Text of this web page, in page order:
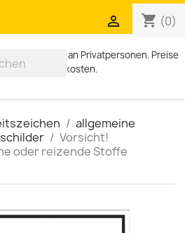
shopping_cart (0)

Kein Verkauf an Privatpersonen. Preise
und Versandkosten.
allgemeine
Vorsicht!
oder reizende Stoffe